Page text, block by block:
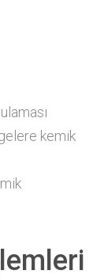
kemik